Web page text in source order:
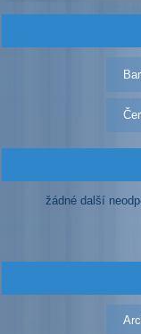
žádné další